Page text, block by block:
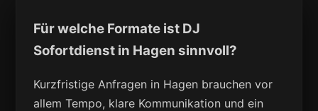
Für welche Formate ist DJ
Sofortdienst in Hagen sinnvoll?
Kurzfristige Anfragen in Hagen brauchen vor
allem Tempo, klare Kommunikation und ein